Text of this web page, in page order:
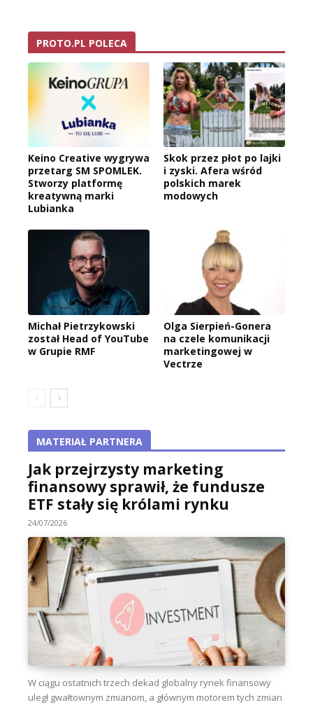
PROTO.PL POLECA
Keino Creative wygrywa
przetarg SM SPOMLEK.
Stworzy platformę
kreatywną marki
Lubianka
Skok przez płot po lajki
i zyski. Afera wśród
polskich marek
modowych
Michał Pietrzykowski
został Head of YouTube
w Grupie RMF
Olga Sierpień-Gonera
na czele komunikacji
marketingowej w
Vectrze
MATERIAŁ PARTNERA
Jak przejrzysty marketing
finansowy sprawił, że fundusze
ETF stały się królami rynku
24/07/2026
W ciągu ostatnich trzech dekad globalny rynek finansowy
uległ gwałtownym zmianom, a głównym motorem tych zmian